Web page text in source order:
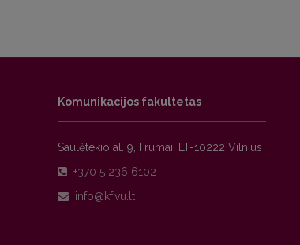
Komunikacijos fakultetas
Saulėtekio al. 9, I rūmai, LT-10222 Vilnius
+370 5 236 6102